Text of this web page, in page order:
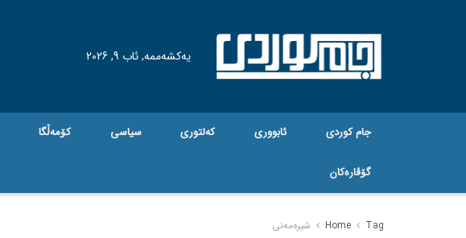
یەکشەممە, ئاب 9, 2026
جام کوردی ئابووری کەلتوری سیاسی کۆمەڵگا
گۆڤاره‌کان
Home Tag شیرەمەنی